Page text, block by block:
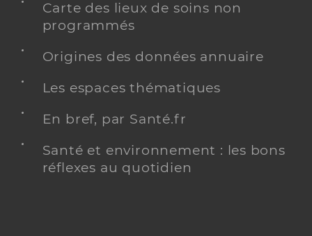
Carte des lieux de soins non
programmés
Origines des données annuaire
Les espaces thématiques
En bref, par Santé.fr
Santé et environnement : les bons
réflexes au quotidien